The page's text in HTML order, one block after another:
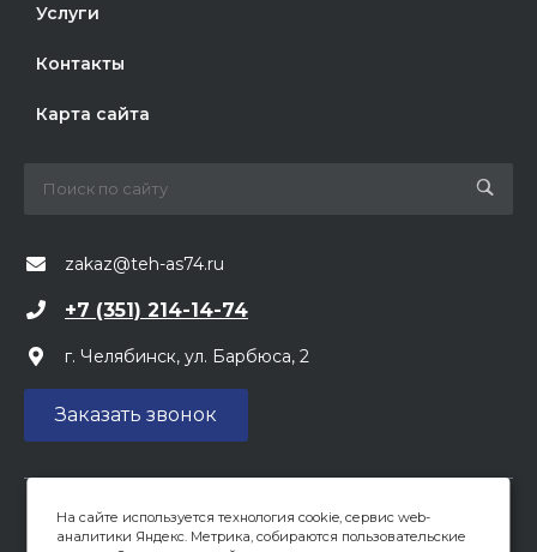
Услуги
Контакты
Карта сайта
zakaz@teh-as74.ru
+7 (351) 214-14-74
г. Челябинск, ул. Барбюса, 2
Заказать звонок
Вся предоставленная на сайте информация, касающаяся
На сайте используется технология cookie, сервис web-
аналитики Яндекс. Метрика, собираются пользовательские